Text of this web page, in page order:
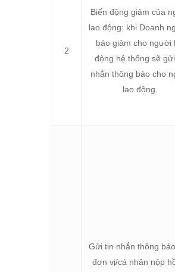
2
Biến động giảm của
lao động: khi Doanh
báo giảm cho người
động hệ thống sẽ
nhắn thông báo cho
lao động.
Gửi tin nhắn thông
đơn vị/cá nhân nộp